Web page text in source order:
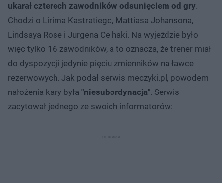
ukarał czterech zawodników odsunięciem od gry.
Chodzi o Lirima Kastratiego, Mattiasa Johansona,
Lindsaya Rose i Jurgena Celhaki. Na wyjeździe było
więc tylko 16 zawodników, a to oznacza, że trener miał
do dyspozycji jedynie pięciu zmienników na ławce
rezerwowych. Jak podał serwis meczyki.pl, powodem
nałożenia kary była "niesubordynacja". Serwis
zacytował jednego ze swoich informatorów: